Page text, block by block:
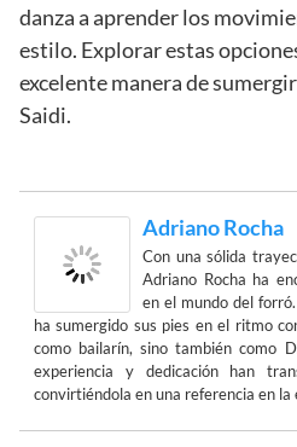
danza a aprender los
estilo. Explorar estas
excelente manera de
Saidi.
Adriano Rocha
Con una sólida
Adriano Rocha ha
en el mundo del
ha sumergido sus pies en el ritmo
como bailarín, sino también como
experiencia y dedicación han
convirtiéndola en una referencia en la